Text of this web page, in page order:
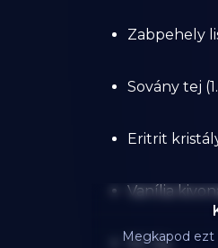
Zabpehely
Sovány tej
Eritrit
Vanília
Só: 2g
Megkapod